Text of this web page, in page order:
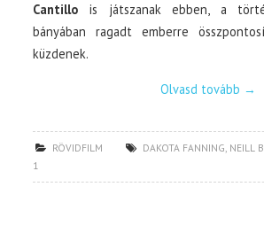
Cantillo is játszanak ebben, a
bányában ragadt emberre
küzdenek.
Olvasd tovább →
RÖVIDFILM DAKOTA FANNING, NEILL
1